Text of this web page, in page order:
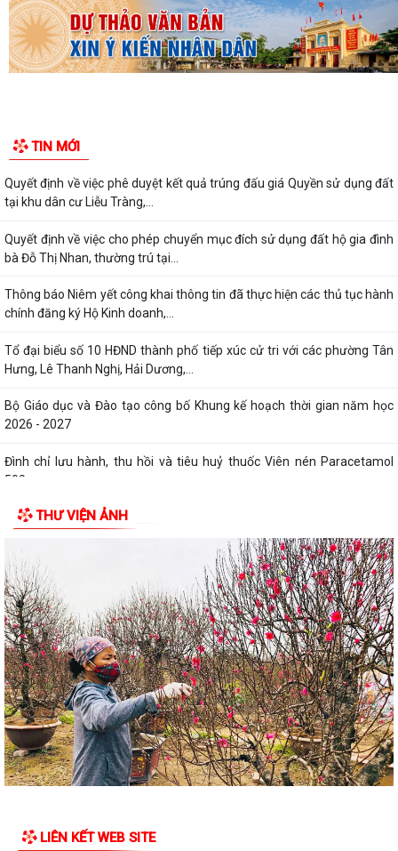
TIN MỚI
Quyết định về việc phê duyệt kết quả trúng đấu giá Quyền sử dụng đất
tại khu dân cư Liễu Tràng,...
Quyết định về việc cho phép chuyển mục đích sử dụng đất hộ gia đình
bà Đỗ Thị Nhan, thường trú tại...
Thông báo Niêm yết công khai thông tin đã thực hiện các thủ tục hành
chính đăng ký Hộ Kinh doanh,...
Tổ đại biểu số 10 HĐND thành phố tiếp xúc cử tri với các phường Tân
Hưng, Lê Thanh Nghị, Hải Dương,...
Bộ Giáo dục và Đào tạo công bố Khung kế hoạch thời gian năm học
2026 - 2027
Đình chỉ lưu hành, thu hồi và tiêu huỷ thuốc Viên nén Paracetamol
500mg
THƯ VIỆN ẢNH
LIÊN KẾT WEB SITE